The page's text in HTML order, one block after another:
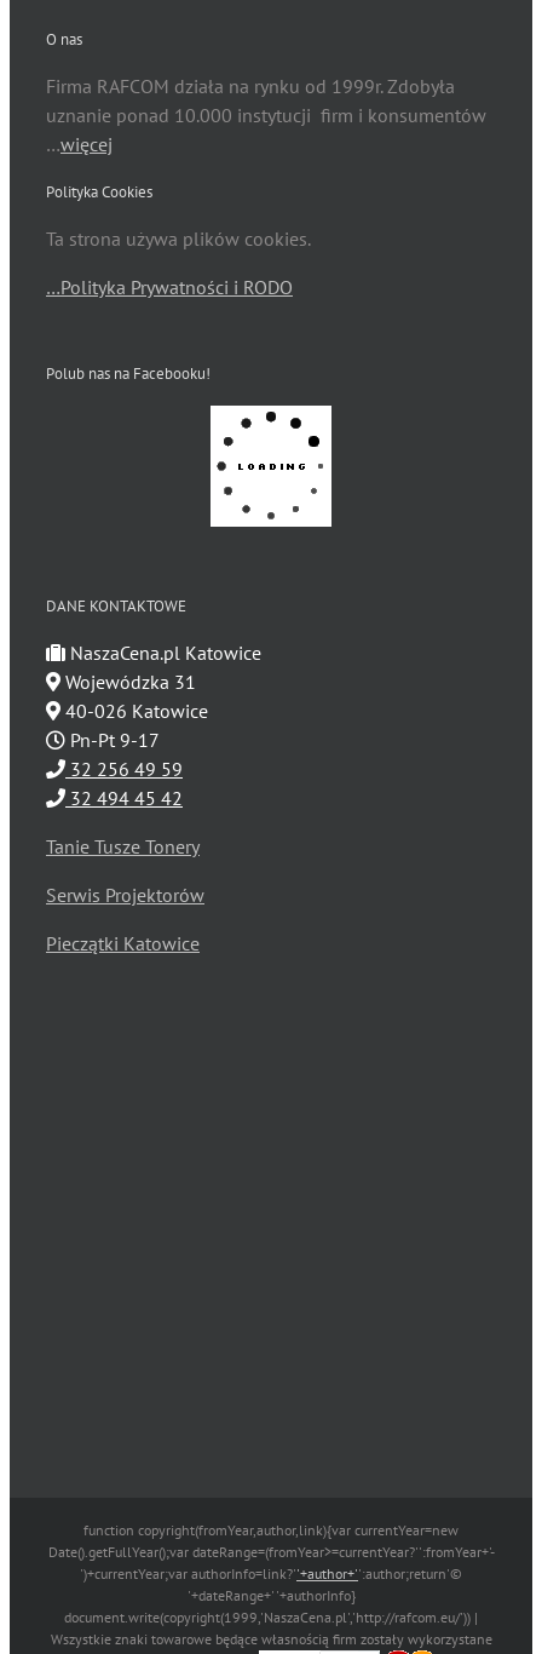
O nas
Firma RAFCOM działa na rynku od 1999r. Zdobyła
uznanie ponad 10.000 instytucji firm i konsumentów
…więcej
Polityka Cookies
Ta strona używa plików cookies.
…Polityka Prywatności i RODO
Polub nas na Facebooku!
DANE KONTAKTOWE
NaszaCena.pl Katowice
Wojewódzka 31
40-026 Katowice
Pn-Pt 9-17
32 256 49 59
32 494 45 42
Tanie Tusze Tonery
Serwis Projektorów
Pieczątki Katowice
function copyright(fromYear,author,link){var currentYear=new
Date().getFullYear();var dateRange=(fromYear>=currentYear?'':fromYear+'-
')+currentYear;var authorInfo=link?''+author+'':author;return'©
'+dateRange+' '+authorInfo}
document.write(copyright(1999,'NaszaCena.pl','http://rafcom.eu/')) |
Wszystkie znaki towarowe będące własnością firm zostały wykorzystane